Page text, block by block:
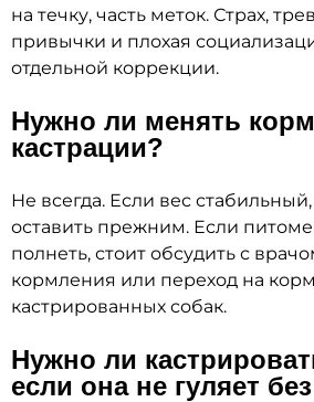
на течку, часть меток. Страх,
привычки и плохая
отдельной коррекции.
Нужно ли менять
кастрации?
Не всегда. Если вес
оставить прежним. Если
полнеть, стоит обсудить с
кормления или переход на
кастрированных собак.
Нужно ли
если она не гуляет